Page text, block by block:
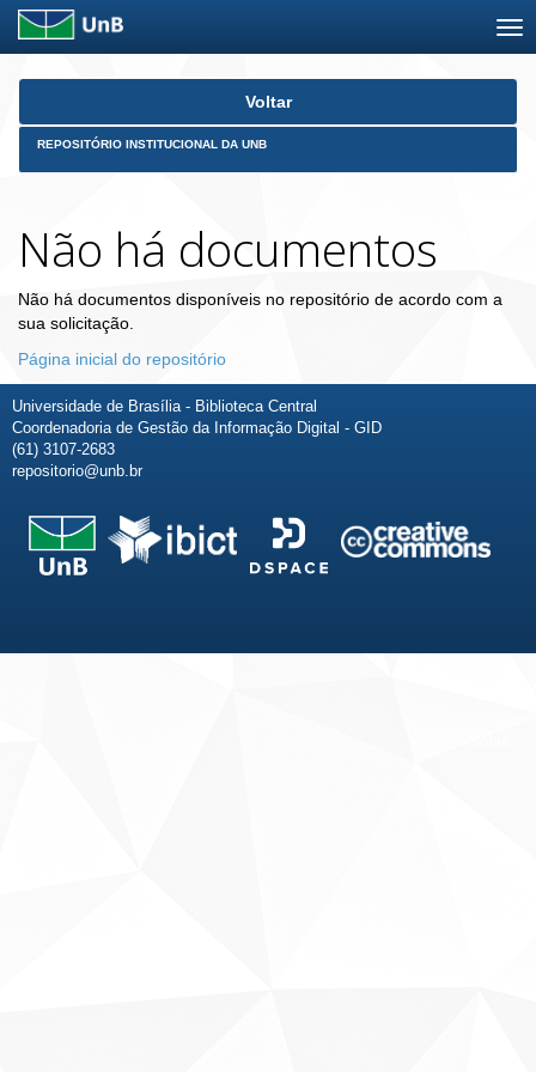
Skip
Voltar
REPOSITÓRIO INSTITUCIONAL DA UNB
Não há documentos
Não há documentos disponíveis no repositório de acordo com a
sua solicitação.
Página inicial do repositório
Universidade de Brasília - Biblioteca Central
Coordenadoria de Gestão da Informação Digital - GID
(61) 3107-2683
repositorio@unb.br